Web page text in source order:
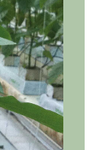
belang
Tom-
touw